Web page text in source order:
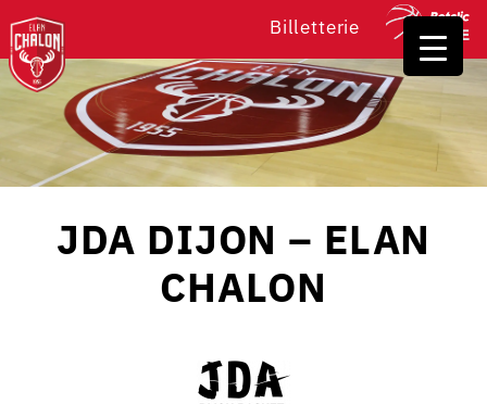
Billetterie
JDA DIJON – ELAN
CHALON